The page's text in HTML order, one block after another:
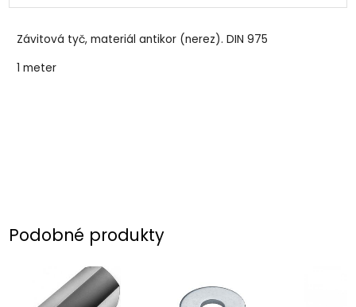
Závitová tyč, materiál antikor (nerez). DIN 975
1 meter
Podobné produkty